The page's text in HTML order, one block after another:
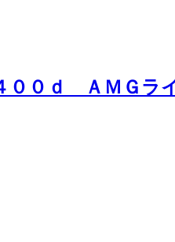
４００ｄ ＡＭ